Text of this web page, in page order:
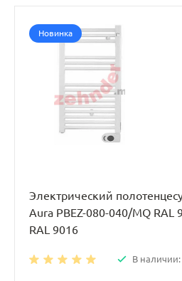
Новинка
Электрический
Aura PBEZ-080-040/MQ RAL
RAL 9016
В